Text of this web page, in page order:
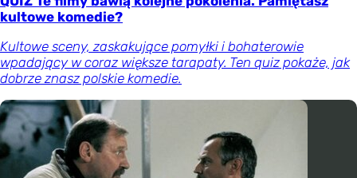
kultowe komedie?
Kultowe sceny, zaskakujące pomyłki i bohaterowie
wpadający w coraz większe tarapaty. Ten quiz pokaże, jak
dobrze znasz polskie komedie.